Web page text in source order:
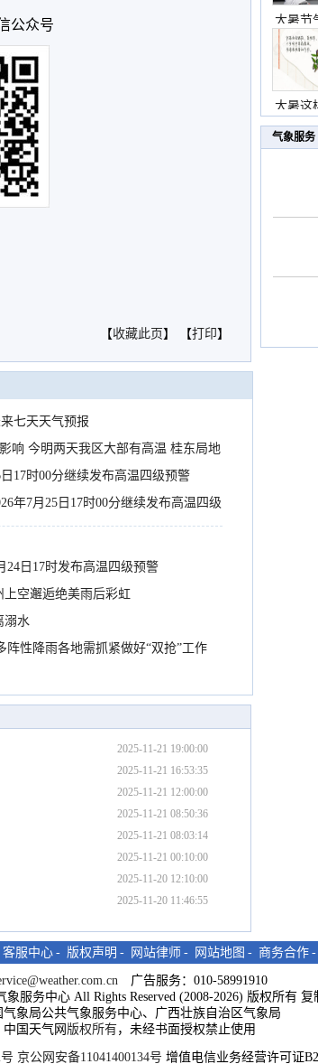
公众号
【收藏此页 】 【打印】
七天天气预报
响 今明两天我区大部有高温 桂东局地
17时00分继续发布高温四级预警
年7月25日17时00分继续发布高温四级
24日17时发布高温四级预警
上空邂逅绝美雨后彩虹
溺水
阵性降雨各地需抓紧做好“双抢”工作
2025-11-21 19:00:00
2025-11-21 16:53:35
2025-11-21 12:00:00
2025-11-21 08:50:36
2025-11-21 08:03:14
2025-11-21 00:10:00
2025-11-20 12:10:00
2025-11-20 11:46:55
大暑节
大暑这
气象服务
客服中心 - 版权声明 - 网站律师 - 网站地图 - 商务合作 -
广告服务：010-58991910
服务中心 All Rights Reserved (2008-2026) 版权所有 复
象局公共气象服务中心、广西壮族自治区气象局
国天气网 版权所有，未经书面授权禁止使用
京公网安备11041400134号 增值电信业务经营许可证